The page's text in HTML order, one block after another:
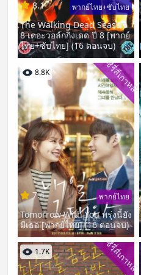
8.1 พากย์ไทย+ซับไทย
The Walking Dead Season
8 เดอะวอล์กกิงเดด ปี 8 [พากย์
ไทย+ซับไทย] (16 ตอนจบ)
8.8K ซีรี่ส์เกาหลี
7.4 พากย์ไทย
Tomorrow With You พรุ่งนี้ยัง
มีเธอ [พากย์ไทย] (16 ตอนจบ)
1.7K ซีรี่ส์เกาหลี